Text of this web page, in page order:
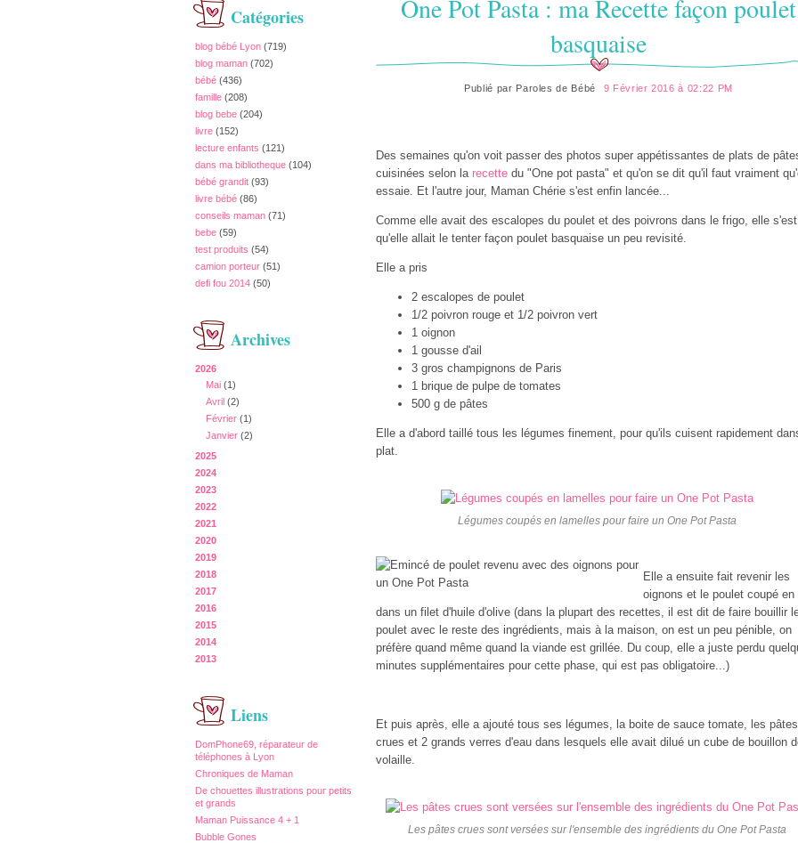
Catégories
blog bébé Lyon (719)
blog maman (702)
bébé (436)
famille (208)
blog bebe (204)
livre (152)
lecture enfants (121)
dans ma bibliotheque (104)
bébé grandit (93)
livre bébé (86)
conseils maman (71)
bebe (59)
test produits (54)
camion porteur (51)
defi fou 2014 (50)
Archives
2026
Mai (1)
Avril (2)
Février (1)
Janvier (2)
2025
2024
2023
2022
2021
2020
2019
2018
2017
2016
2015
2014
2013
Liens
DomPhone69, réparateur de
téléphones à Lyon
Chroniques de Maman
De chouettes illustrations pour petits
et grands
Maman Puissance 4 + 1
Bubble Gones
One Pot Pasta : ma Recette façon poulet
basquaise
Publié par Paroles de Bébé 9 Février 2016 à 02:22 PM
Des semaines qu'on voit passer des photos super appétissantes de plats de
cuisinées selon la recette du "One pot pasta" et qu'on se dit qu'il faut vraiment
essaie. Et l'autre jour, Maman Chérie s'est enfin lancée...
Comme elle avait des escalopes du poulet et des poivrons dans le frigo, elle
qu'elle allait le tenter façon poulet basquaise un peu revisité.
Elle a pris
2 escalopes de poulet
1/2 poivron rouge et 1/2 poivron vert
1 oignon
1 gousse d'ail
3 gros champignons de Paris
1 brique de pulpe de tomates
500 g de pâtes
Elle a d'abord taillé tous les légumes finement, pour qu'ils cuisent rapidement
plat.
Légumes coupés en lamelles pour faire un One Pot Pasta
Elle a ensuite fait revenir les
oignons et le poulet coupé en
dans un filet d'huile d'olive (dans la plupart des recettes, il est dit de faire bouillir
poulet avec le reste des ingrédients, mais à la maison, on est un peu pénible, on
préfère quand même quand la viande est grillée. Du coup, elle a juste perdu
minutes supplémentaires pour cette phase, qui est pas obligatoire...)
Et puis après, elle a ajouté tous ses légumes, la boite de sauce tomate, les pâtes
crues et 2 grands verres d'eau dans lesquels elle avait dilué un cube de bouillon
volaille.
Les pâtes crues sont versées sur l'ensemble des ingrédients du One Pot Pasta